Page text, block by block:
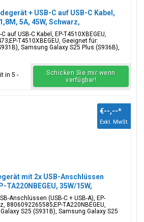
+ USB-C auf USB-C Kabel,
5A, 45W, Schwarz,
T4510XBEGEU
auf USB-C Kabel, EP-T4510XBEGEU,
T4510XBEGEU, Geeignet für:
Samsung Galaxy S25 Plus (S936B),
in 5 -
Schicken Sie mir wenn
verfügbar!
mit 2x USB-Anschlüssen
TA220NBEGEU, 35W/15W,
8806092265585;EP-
Anschlüssen (USB-C + USB-A), EP-
8806092265585;EP-TA220NBEGEU,
S25 (S931B), Samsung Galaxy S25
€--,--*
Exkl. MwSt.